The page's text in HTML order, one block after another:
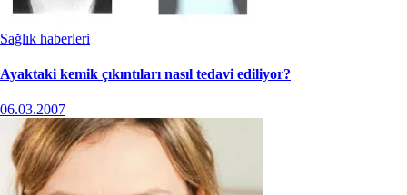
Sağlık haberleri
Ayaktaki kemik çıkıntıları nasıl tedavi ediliyor?
06.03.2007